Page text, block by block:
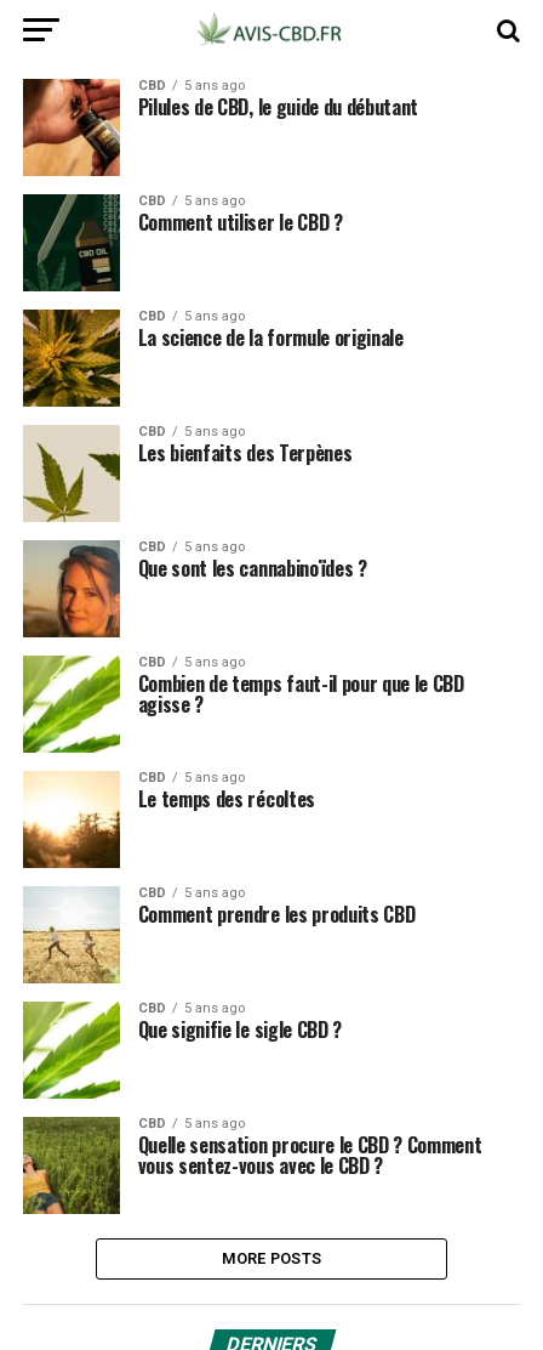
CBD 5 ans ago
Pilules de CBD, le guide du débutant
CBD 5 ans ago
Comment utiliser le CBD ?
CBD 5 ans ago
La science de la formule originale
CBD 5 ans ago
Les bienfaits des Terpènes
CBD 5 ans ago
Que sont les cannabinoïdes ?
CBD 5 ans ago
Combien de temps faut-il pour que le CBD
agisse ?
CBD 5 ans ago
Le temps des récoltes
CBD 5 ans ago
Comment prendre les produits CBD
CBD 5 ans ago
Que signifie le sigle CBD ?
CBD 5 ans ago
Quelle sensation procure le CBD ? Comment
vous sentez-vous avec le CBD ?
MORE POSTS
DERNIERS